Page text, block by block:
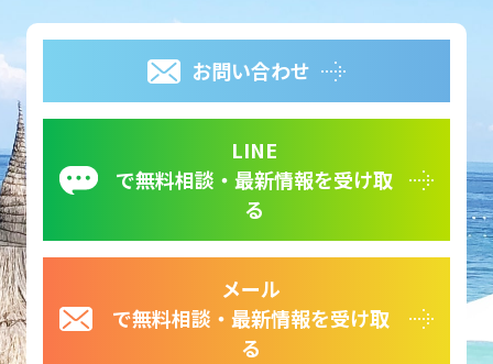
お問い合わせ
LINE
で無料相談・最新情報を受け取
る
メール
で無料相談・最新情報を受け取
る